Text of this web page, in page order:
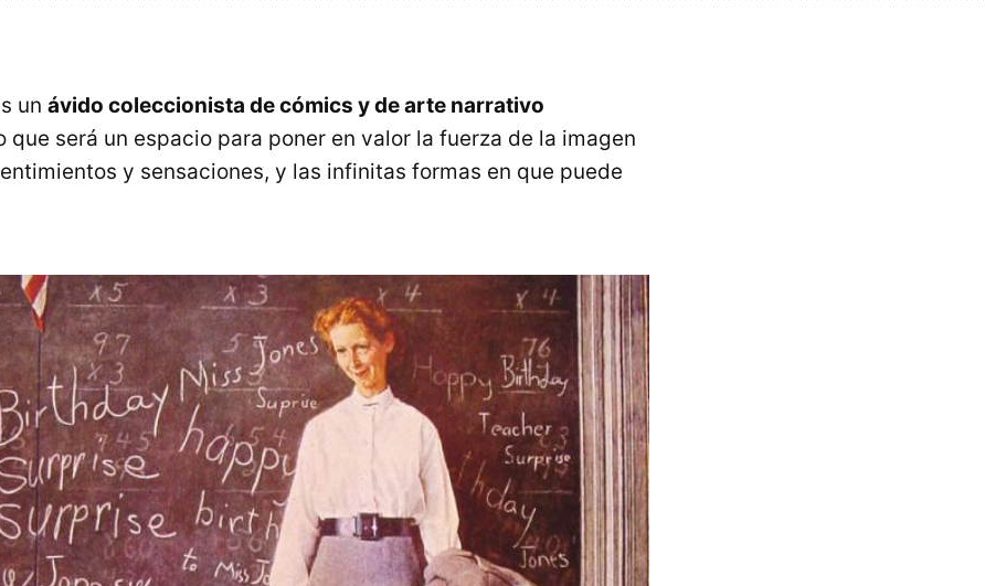
un ávido coleccionista de cómics y de arte narrativo
que será un espacio para poner en valor la fuerza de la imagen
y sensaciones, y las infinitas formas en que puede